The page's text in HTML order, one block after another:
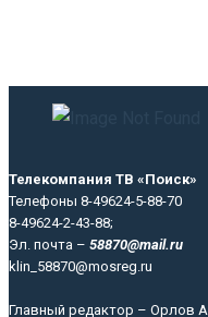
Телекомпания ТВ «Поиск»
Телефоны 8-49624-5-88-70
8-49624-2-43-88;
Эл. почта – 58870@mail.ru
klin_58870@mosreg.ru
Главный редактор – Орлов